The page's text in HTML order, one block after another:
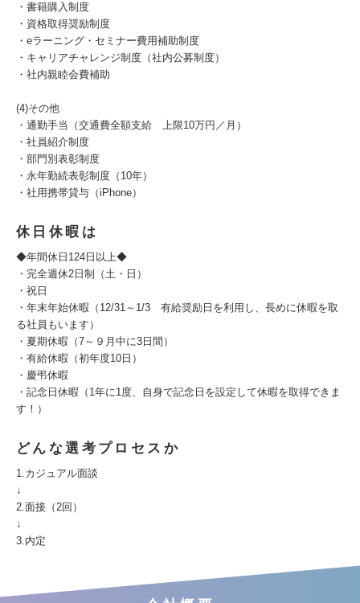
・書籍購入制度
・資格取得奨励制度
・eラーニング・セミナー費用補助制度
・キャリアチャレンジ制度（社内公募制度）
・社内親睦会費補助
(4)その他
・通勤手当（交通費全額支給 上限10万円／月）
・社員紹介制度
・部門別表彰制度
・永年勤続表彰制度（10年）
・社用携帯貸与（iPhone）
休日休暇は
◆年間休日124日以上◆
・完全週休2日制（土・日）
・祝日
・年末年始休暇（12/31～1/3 有給奨励日を利用し、長めに休暇を取
る社員もいます）
・夏期休暇（7～９月中に3日間）
・有給休暇（初年度10日）
・慶弔休暇
・記念日休暇（1年に1度、自身で記念日を設定して休暇を取得できま
す！）
どんな選考プロセスか
1.カジュアル面談
↓
2.面接（2回）
↓
3.内定